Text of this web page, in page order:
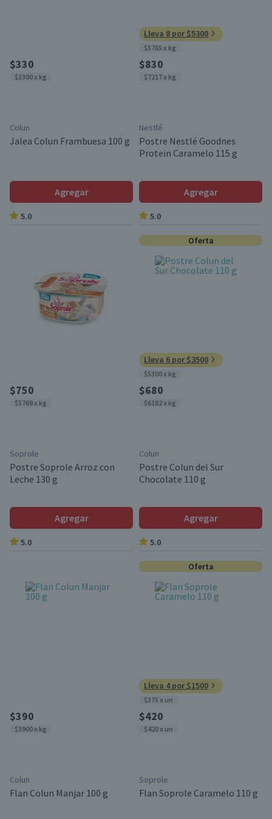
$330
$3300 x kg
Colun
Jalea Colun Frambuesa 100 g
Agregar
5.0
Lleva 8 por $5300
$5765 x kg
$830
$7217 x kg
Nestlé
Postre Nestlé Goodnes
Protein Caramelo 115 g
Agregar
5.0
$750
$5769 x kg
Soprole
Postre Soprole Arroz con
Leche 130 g
Agregar
5.0
Oferta
Lleva 6 por $3500
$5300 x kg
$680
$6182 x kg
Colun
Postre Colun del Sur
Chocolate 110 g
Agregar
5.0
$390
$3900 x kg
Colun
Flan Colun Manjar 100 g
Oferta
Lleva 4 por $1500
$375 x un
$420
$420 x un
Soprole
Flan Soprole Caramelo 110 g